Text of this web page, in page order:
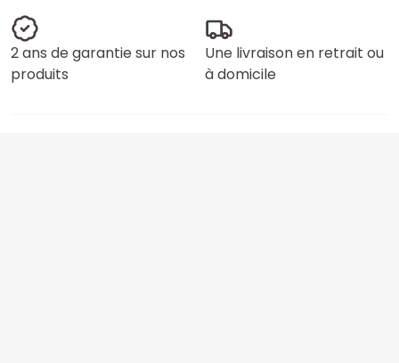
2 ans de garantie sur nos
produits
Une livraison en retrait ou
à domicile